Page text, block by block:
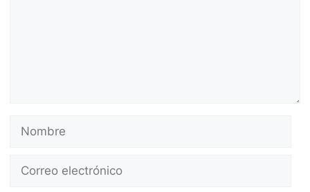
Nombre
Correo